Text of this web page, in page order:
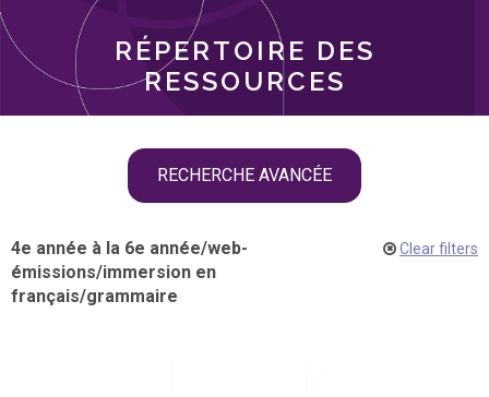
langue
RÉPERTOIRE DES
RESSOURCES
RECHERCHE AVANCÉE
4e année à la 6e année/web-
émissions/immersion en
français/grammaire
Clear filters